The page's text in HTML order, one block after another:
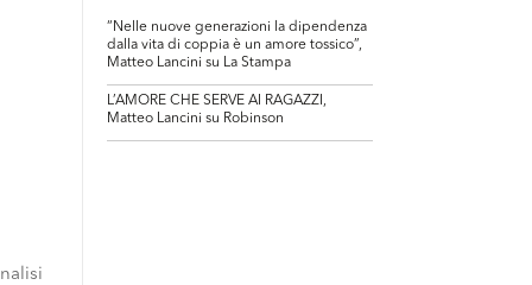
“Nelle nuove generazioni la dipendenza
dalla vita di coppia è un amore tossico”,
Matteo Lancini su La Stampa
L’AMORE CHE SERVE AI RAGAZZI,
Matteo Lancini su Robinson